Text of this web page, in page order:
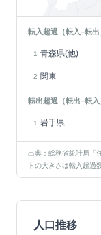
転入超過（転入−転出
1 青森県(他)
2 関東
転出超過（転出−転入
1 岩手県
出典：総務省統計局「
トの大きさは転入超過
人口推移